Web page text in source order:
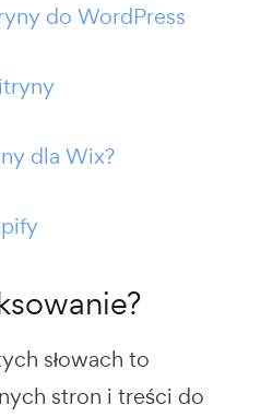
do WordPress
dla Wix?
słowach to
stron i treści do